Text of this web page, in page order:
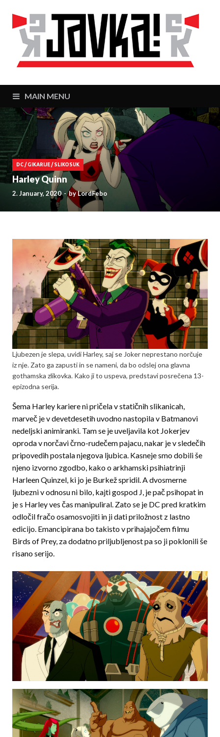
MAIN MENU
DC/GIKARIJE/SLIKOSUK
Harley Quinn
2. January, 2020-byLordFebo
Ljubezen je slepa, uvidi Harley, saj se Joker neprestano norčuje
iz nje. Zato ga zapusti in se nameni, da bo odslej ona glavna
gothamska zlikovka. Kako ji to uspeva, predstavi posrečena 13-
epizodna serija.
Šema Harley kariere ni pričela v statičnih slikanicah,
marveč je v devetdesetih uvodno nastopila v Batmanovi
nedeljski animiranki. Tam se je uveljavila kot Jokerjev
oproda v norčavi črno-rudečem pajacu, nakar je v sledečih
pripovedih postala njegova ljubica. Kasneje smo dobili še
njeno izvorno zgodbo, kako o arkhamski psihiatrinji
Harleen Quinzel, ki jo je Burkež spridil. A dvosmerne
ljubezni v odnosu ni bilo, kajti gospod J, je pač psihopat in
je s Harley ves čas manipuliral. Zato se je DC pred kratkim
odločil fračo osamosvojiti in ji dati priložnost z lastno
edicijo. Emancipirana bo takisto v prihajajočem filmu
Birds of Prey, za dodatno priljubljenost pa so ji poklonili še
risano serijo.